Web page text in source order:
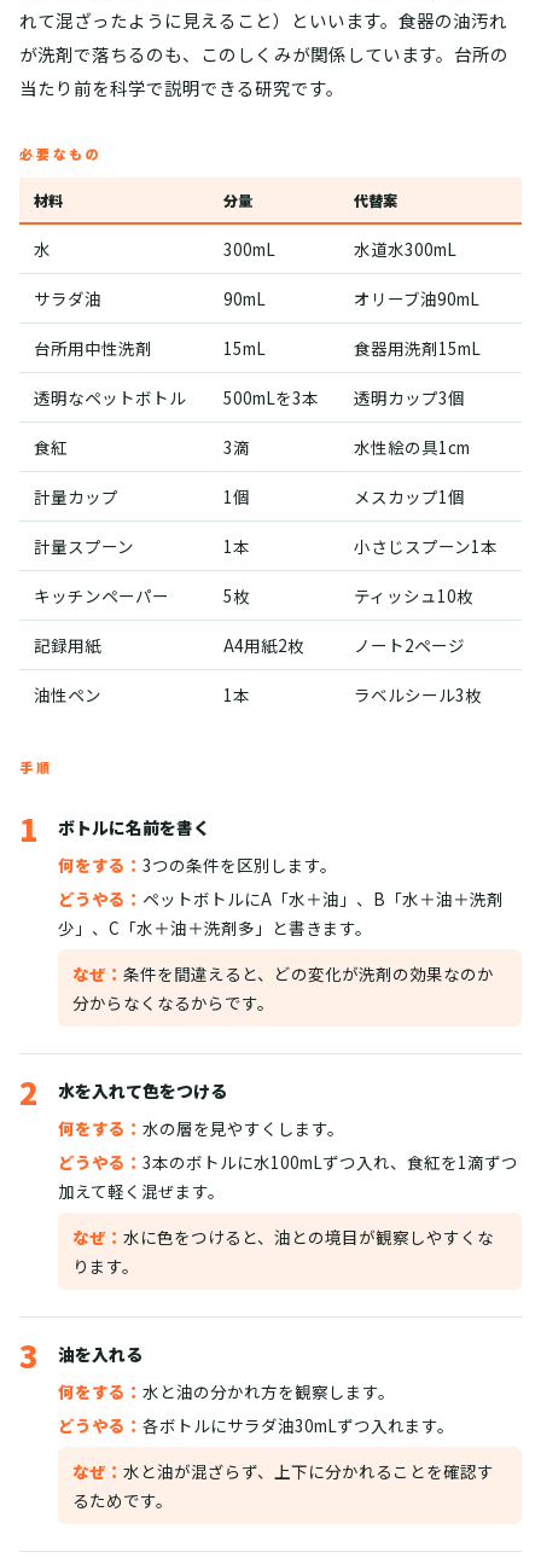
れて混ざったように見えること）といいます。食器の油汚れ
が洗剤で落ちるのも、このしくみが関係しています。台所の
当たり前を科学で説明できる研究です。
必要なもの
材料 分量 代替案
水 300mL 水道水300mL
サラダ油 90mL オリーブ油90mL
台所用中性洗剤 15mL 食器用洗剤15mL
透明なペットボトル 500mLを3本 透明カップ3個
食紅 3滴 水性絵の具1cm
計量カップ 1個 メスカップ1個
計量スプーン 1本 小さじスプーン1本
キッチンペーパー 5枚 ティッシュ10枚
記録用紙 A4用紙2枚 ノート2ページ
油性ペン 1本 ラベルシール3枚
手順
1
ボトルに名前を書く
何をする： 3つの条件を区別します。
どうやる： ペットボトルにA「水＋油」、B「水＋油＋洗剤
少」、C「水＋油＋洗剤多」と書きます。
なぜ： 条件を間違えると、どの変化が洗剤の効果なのか
分からなくなるからです。
2
水を入れて色をつける
何をする： 水の層を見やすくします。
どうやる： 3本のボトルに水100mLずつ入れ、食紅を1滴ずつ
加えて軽く混ぜます。
なぜ： 水に色をつけると、油との境目が観察しやすくな
ります。
3
油を入れる
何をする： 水と油の分かれ方を観察します。
どうやる： 各ボトルにサラダ油30mLずつ入れます。
なぜ： 水と油が混ざらず、上下に分かれることを確認す
るためです。